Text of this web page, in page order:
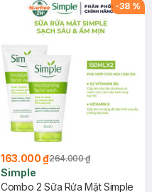
-38 %
163.000 ₫264.000 ₫
Simple
Combo 2 Sữa Rửa Mặt Simple